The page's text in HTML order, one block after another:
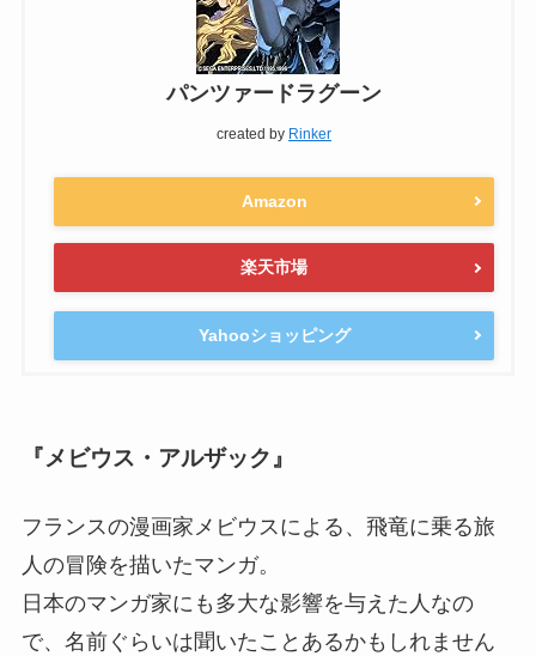
パンツァードラグーン
created by Rinker
Amazon
楽天市場
Yahooショッピング
『メビウス・アルザック』
フランスの漫画家メビウスによる、飛竜に乗る旅
人の冒険を描いたマンガ。
日本のマンガ家にも多大な影響を与えた人なの
で、名前ぐらいは聞いたことあるかもしれません